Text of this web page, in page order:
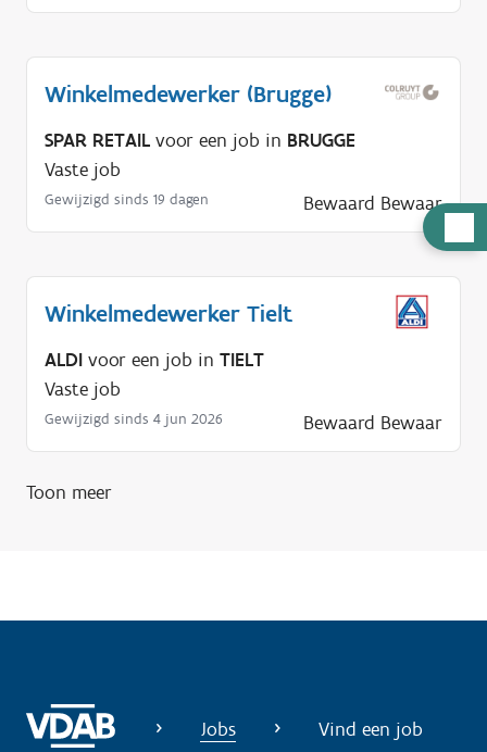
u
l
i
Winkelmedewerker (Brugge)
SPAR RETAIL voor een job in BRUGGE
Vaste job
Gewijzigd sinds 19 dagen Bewaard Bewaar
Winkelmedewerker Tielt
ALDI voor een job in TIELT
Vaste job
Gewijzigd sinds 4 jun 2026 Bewaard Bewaar
Toon meer
Jobs Vind een job